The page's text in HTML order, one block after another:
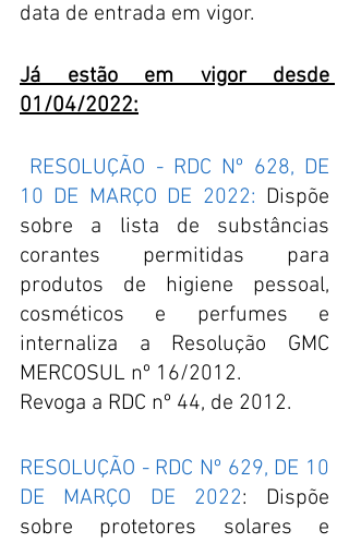
data de entrada em vigor.
Já estão em vigor desde
01/04/2022:
RESOLUÇÃO - RDC Nº 628, DE
10 DE MARÇO DE 2022: Dispõe
sobre a lista de substâncias
corantes permitidas para
produtos de higiene pessoal,
cosméticos e perfumes e
internaliza a Resolução GMC
MERCOSUL nº 16/2012.
Revoga a RDC nº 44, de 2012.
RESOLUÇÃO - RDC Nº 629, DE 10
DE MARÇO DE 2022: Dispõe
sobre protetores solares e